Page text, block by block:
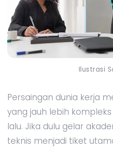
Ilustrasi
Persaingan dunia kerja
yang jauh lebih
lalu. Jika dulu gelar
teknis menjadi tiket